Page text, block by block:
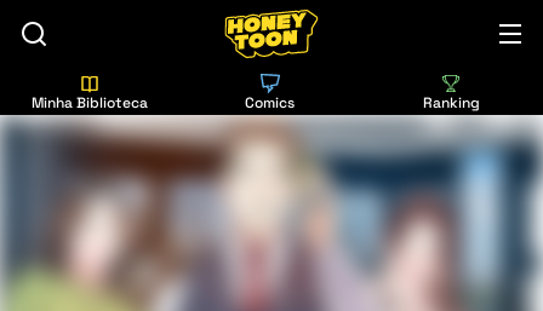
Minha Biblioteca Comics Ranking